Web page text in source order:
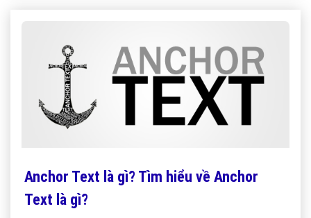
Anchor Text là gì? Tìm hiểu về Anchor
Text là gì?